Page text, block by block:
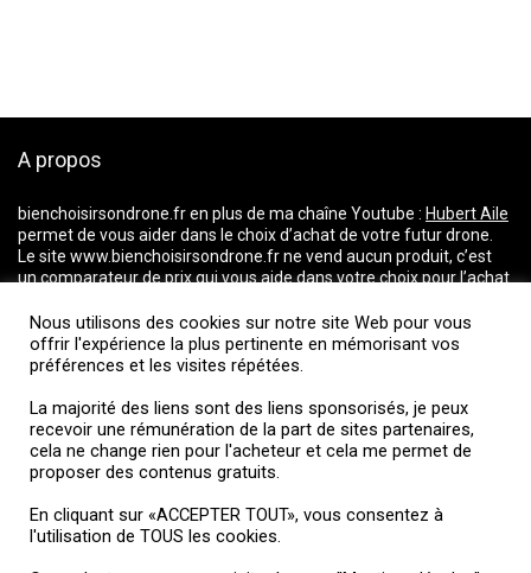
A propos
bienchoisirsondrone.fren plus de ma chaîne Youtube : Hubert Aile
permet de vous aider dans le choix d’achat de votre futur drone.
Le site www.bienchoisirsondrone.fr ne vend aucun produit, c’est
un comparateur de prix qui vous aide dans votre choix pour l’achat
magasins proposant les meilleurs tarifs.
La majorité des liens ci-dessus incluent une commission d’affiliation ou
de partenariats. Je fais partie d’un réseau d’affiliation et je reçois une
l’acheteur et cela me permet de proposer des contenus gratuits.
Nous utilisons des cookies sur notre site Web pour vous
offrir l'expérience la plus pertinente en mémorisant vos
préférences et les visites répétées.
La majorité des liens sont des liens sponsorisés, je peux
recevoir une rémunération de la part de sites partenaires,
cela ne change rien pour l'acheteur et cela me permet de
proposer des contenus gratuits.
En cliquant sur «ACCEPTER TOUT», vous consentez à
l'utilisation de TOUS les cookies.